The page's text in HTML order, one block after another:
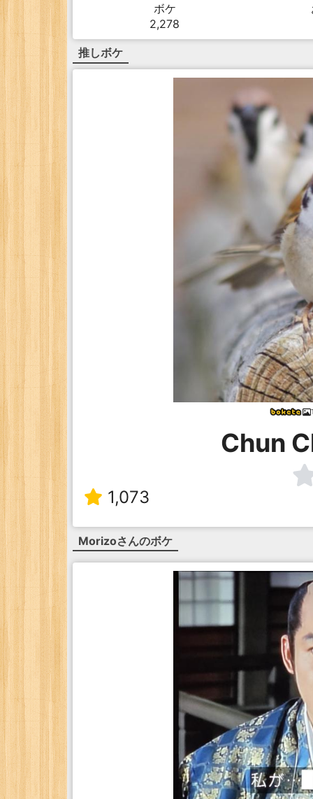
ボケ
2,278
推しボケ
Chun
1,073
Morizoさんのボケ